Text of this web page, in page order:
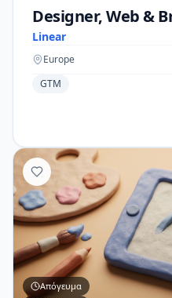
Designer, Web &
Linear
Europe
GTM
Απόγευμα